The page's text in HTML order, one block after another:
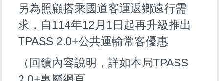
另為照顧搭乘國道客運返鄉遠行需
求，自114年12月1日起再升級推出
TPASS 2.0+公共運輸常客優惠
（回饋內容說明，詳如本局TPASS